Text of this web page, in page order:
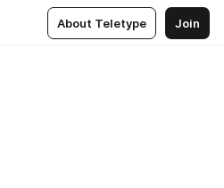
About Teletype Join